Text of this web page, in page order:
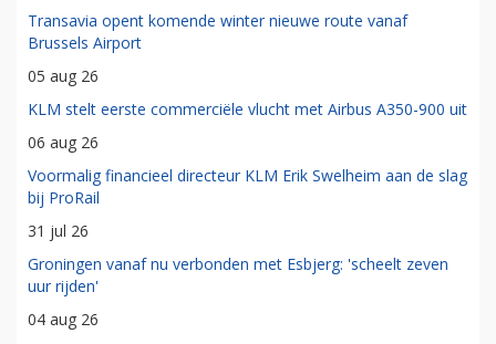
Transavia opent komende winter nieuwe route vanaf
Brussels Airport
05 aug 26
KLM stelt eerste commerciële vlucht met Airbus A350-900 uit
06 aug 26
Voormalig financieel directeur KLM Erik Swelheim aan de slag
bij ProRail
31 jul 26
Groningen vanaf nu verbonden met Esbjerg: 'scheelt zeven
uur rijden'
04 aug 26